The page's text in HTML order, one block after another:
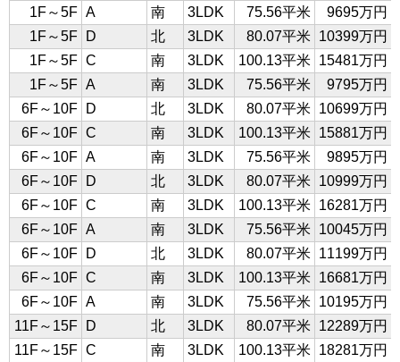
1F～5F A 南 3LDK 75.56平米 9695万円
1F～5F
D 北 3LDK 80.07平米 10399万円
1F～5F C 南 3LDK 100.13平米 15481万円
1F～5F A 南 3LDK 75.56平米 9795万円
6F～10F
D 北 3LDK 80.07平米 10699万円
6F～10F C 南 3LDK 100.13平米 15881万円
6F～10F A 南 3LDK 75.56平米 9895万円
6F～10F
D 北 3LDK 80.07平米 10999万円
6F～10F C 南 3LDK 100.13平米 16281万円
6F～10F A 南 3LDK 75.56平米 10045万円
6F～10F
D 北 3LDK 80.07平米 11199万円
6F～10F C 南 3LDK 100.13平米 16681万円
6F～10F A 南 3LDK 75.56平米 10195万円
11F～15F
D 北 3LDK 80.07平米 12289万円
11F～15F C 南 3LDK 100.13平米 18281万円